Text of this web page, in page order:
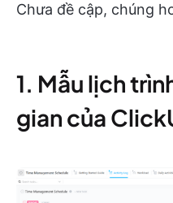
Chưa đề cập, chúng
1. Mẫu lịch
gian của